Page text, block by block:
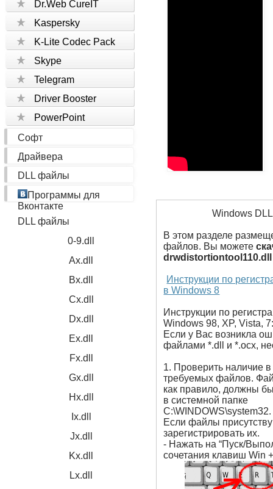
Dr.Web CureIT
Kaspersky
K-Lite Codec Pack
Skype
Telegram
Driver Booster
PowerPoint
Софт
Драйвера
DLL файлы
Программы для
Вконтакте
DLL файлы
0-9.dll
Ax.dll
Bx.dll
Cx.dll
Dx.dll
Ex.dll
Fx.dll
Gx.dll
Hx.dll
Ix.dll
Jx.dll
Kx.dll
Lx.dll
Windows
В этом разделе
файлов. Вы можете
Инструкции по
в Windows 8
Инструкции по
Windows 98, XP, Vista,
Если у Вас возникла
файлами *.dll и *.ocx,
1. Проверить наличие
требуемых файлов.
как правило, должны
в системной папке
C:\WINDOWS\system32.
Если файлы
зарегистрировать их.
- Нажать на “Пуск/
сочетания клавиш Win